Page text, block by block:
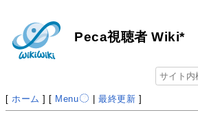
Peca視聴者 Wiki*
[ ホーム ] [ Menu |最終更新 ]